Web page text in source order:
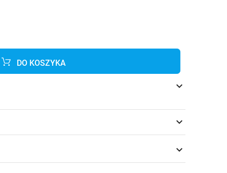
DO KOSZYKA
keyboard_arrow_down
keyboard_arrow_down
keyboard_arrow_down